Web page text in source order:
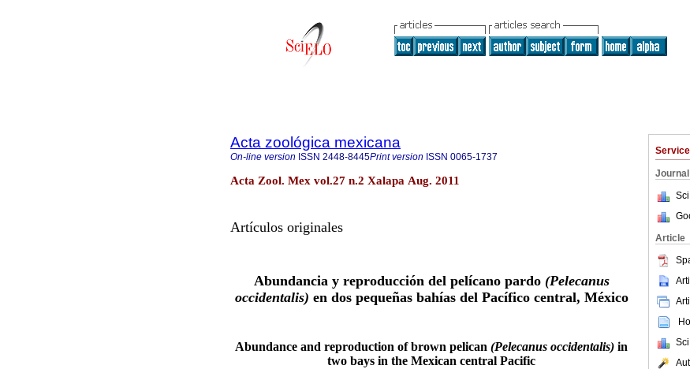
Journal
Article
Acta zoológica mexicana
On-line version ISSN 2448-8445Print version ISSN 0065-1737
Acta Zool. Mex vol.27 n.2 Xalapa Aug. 2011
Artículos originales
Abundancia y reproducción del pelícano pardo (Pelecanus
occidentalis) en dos pequeñas bahías del Pacífico central, México
Abundance and reproduction of brown pelican (Pelecanus occidentalis) in
two bays in the Mexican central Pacific